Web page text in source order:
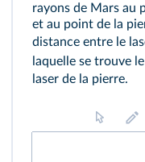
rayons de Mars au
et au point de la
distance entre le
laquelle se trouve le
laser de la pierre.